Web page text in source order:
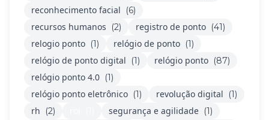
reconhecimento facial (6)
recursos humanos (2) registro de ponto (41)
relogio ponto (1) relógio de ponto (1)
relógio de ponto digital (1) relógio ponto (87)
relógio ponto 4.0 (1)
relógio ponto eletrônico (1) revolução digital (1)
rh (2) segurança e agilidade (1)